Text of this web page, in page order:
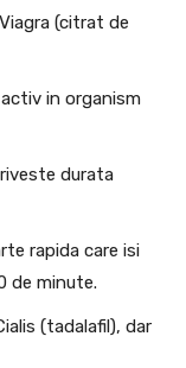
(citrat de
activ in organism
durata
rapida care isi
de minute.
(tadalafil), dar